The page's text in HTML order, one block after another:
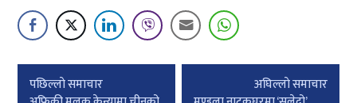
Post
पछिल्लाे समाचार
अघिल्लाे समाचार